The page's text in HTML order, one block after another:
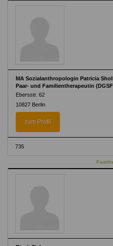
MA Sozialanthropologin Patricia
Paar- und Familientherapeutin
Ebersstr. 62
10827 Berlin
zum Profil
735